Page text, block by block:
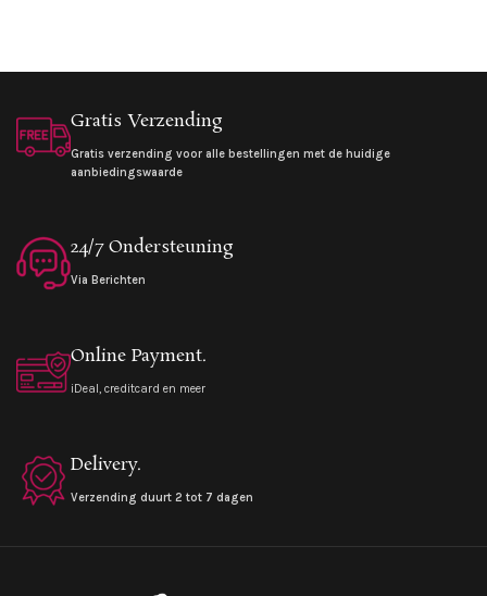
Gratis Verzending
Gratis verzending voor alle bestellingen met de huidige
aanbiedingswaarde
24/7 Ondersteuning
Via Berichten
Online Payment.
iDeal, creditcard en meer
Delivery.
Verzending duurt 2 tot 7 dagen